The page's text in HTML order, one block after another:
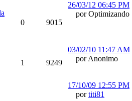
0 9015
26/03/12 06:45 PM
por Optimizando
1 9249
03/02/10 11:47 AM
por Anonimo
17/10/09 12:55 PM
portiti81